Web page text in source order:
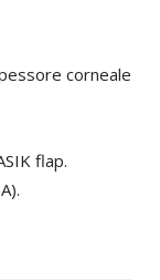
corneale
flap.